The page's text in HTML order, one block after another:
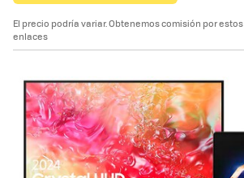
El precio podría variar. Obtenemos comisión por estos
enlaces